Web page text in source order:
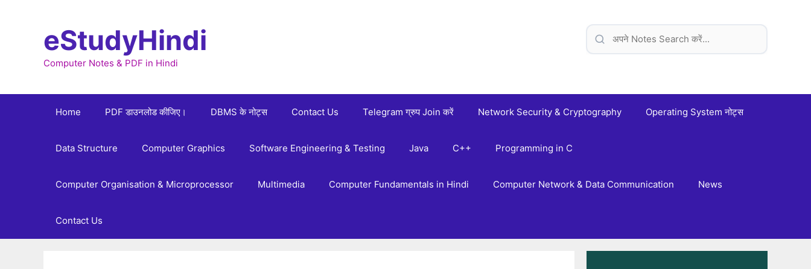
eStudyHindi
Computer Notes & PDF in Hindi
Home PDF डाउनलोड कीजिए। DBMS के नोट्स Contact Us Telegram ग्रुप Join करें Network Security & Cryptography Operating System नोट्स
Data Structure Computer Graphics Software Engineering & Testing Java C++ Programming in C
Computer Organisation & Microprocessor Multimedia Computer Fundamentals in Hindi Computer Network & Data Communication News
Contact Us